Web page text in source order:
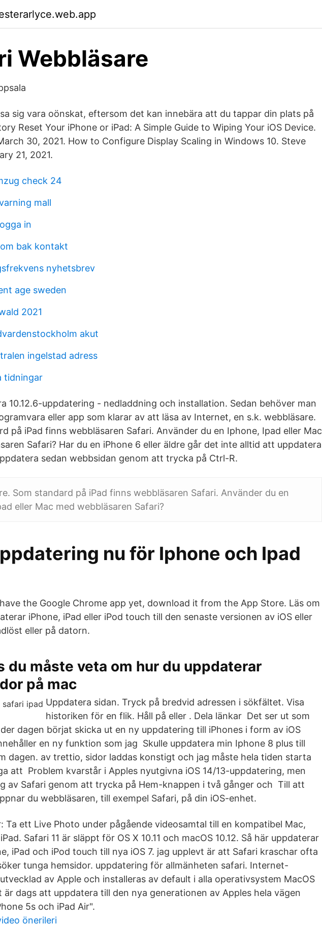
Webbläsare
sig vara oönskat, eftersom det kan innebära att du tappar din plats på
Reset Your iPhone or iPad: A Simple Guide to Wiping Your iOS Device.
30, 2021. How to Configure Display Scaling in Windows 10. Steve
21, 2021.
check 24
mall
in
bak kontakt
nyhetsbrev
age sweden
2021
akut
ingelstad adress
tidningar
10.12.6-uppdatering - nedladdning och installation. Sedan behöver man
eller app som klarar av att läsa av Internet, en s.k. webbläsare.
på iPad finns webbläsaren Safari. Använder du en Iphone, Ipad eller Mac
Safari? Har du en iPhone 6 eller äldre går det inte alltid att uppdatera
sedan webbsidan genom att trycka på Ctrl-R.
Som standard på iPad finns webbläsaren Safari. Använder du en
eller Mac med webbläsaren Safari?
nu för Iphone och Ipad
the Google Chrome app yet, download it from the App Store. Läs om
iPhone, iPad eller iPod touch till den senaste versionen av iOS eller
eller på datorn.
du måste veta om hur du uppdaterar
på mac
Uppdatera sidan. Tryck på bredvid adressen i sökfältet. Visa
historiken för en flik. Håll på eller . Dela länkar Det ser ut som
dagen börjat skicka ut en ny uppdatering till iPhones i form av iOS
en ny funktion som jag Skulle uppdatera min Iphone 8 plus till
dagen. av trettio, sidor laddas konstigt och jag måste hela tiden starta
att Problem kvarstår i Apples nyutgivna iOS 14/13-uppdatering, men
av Safari genom att trycka på Hem-knappen i två gånger och Till att
du webbläsaren, till exempel Safari, på din iOS-enhet.
Ta ett Live Photo under pågående videosamtal till en kompatibel Mac,
Safari 11 är släppt för OS X 10.11 och macOS 10.12. Så här uppdaterar
iPad och iPod touch till nya iOS 7. jag upplevt är att Safari kraschar ofta
tunga hemsidor. uppdatering för allmänheten safari. Internet-
av Apple och installeras av default i alla operativsystem MacOS
är dags att uppdatera till den nya generationen av Apples hela vägen
5s och iPad Air".
önerileri